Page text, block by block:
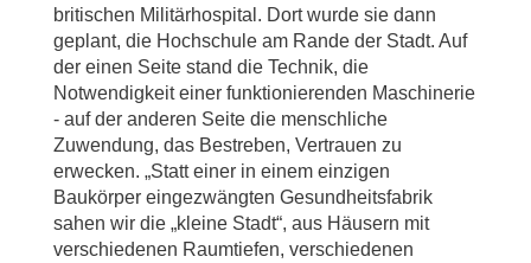
britischen Militärhospital. Dort wurde sie dann
geplant, die Hochschule am Rande der Stadt. Auf
der einen Seite stand die Technik, die
Notwendigkeit einer funktionierenden Maschinerie
- auf der anderen Seite die menschliche
Zuwendung, das Bestreben, Vertrauen zu
erwecken. „Statt einer in einem einzigen
Baukörper eingezwängten Gesundheitsfabrik
sahen wir die „kleine Stadt“, aus Häusern mit
verschiedenen Raumtiefen, verschiedenen